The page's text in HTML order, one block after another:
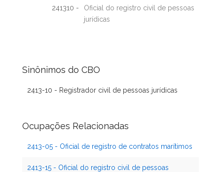
241310 -
Oficial do registro civil de pessoas
jurídicas
Sinônimos do CBO
2413-10 - Registrador civil de pessoas jurídicas
Ocupações Relacionadas
2413-05 - Oficial de registro de contratos marítimos
2413-15 - Oficial do registro civil de pessoas